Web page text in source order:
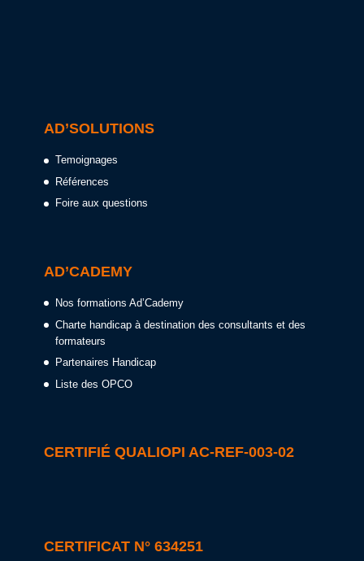
AD’SOLUTIONS
Temoignages
Références
Foire aux questions
AD’CADEMY
Nos formations Ad’Cademy
Charte handicap à destination des consultants et des
formateurs
Partenaires Handicap
Liste des OPCO
CERTIFIÉ QUALIOPI AC-REF-003-02
CERTIFICAT N° 634251